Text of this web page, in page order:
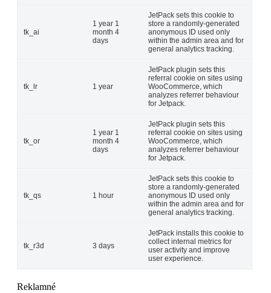
tk_ai
1 year 1
month 4
days
JetPack sets this cookie to
store a randomly-generated
anonymous ID used only
within the admin area and for
general analytics tracking.
tk_lr 1 year
JetPack plugin sets this
referral cookie on sites using
WooCommerce, which
analyzes referrer behaviour
for Jetpack.
tk_or
1 year 1
month 4
days
JetPack plugin sets this
referral cookie on sites using
WooCommerce, which
analyzes referrer behaviour
for Jetpack.
tk_qs 1 hour
JetPack sets this cookie to
store a randomly-generated
anonymous ID used only
within the admin area and for
general analytics tracking.
tk_r3d 3 days
JetPack installs this cookie to
collect internal metrics for
user activity and improve
user experience.
Reklamné